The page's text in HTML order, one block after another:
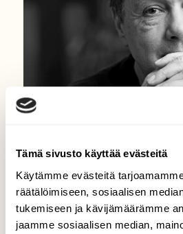
Tämä sivusto käyttää evästeitä
Käytämme evästeitä
räätälöimiseen, sosiaalisen
tukemiseen ja kävijämäärämme
jaamme sosiaalisen median,
Kolumni: